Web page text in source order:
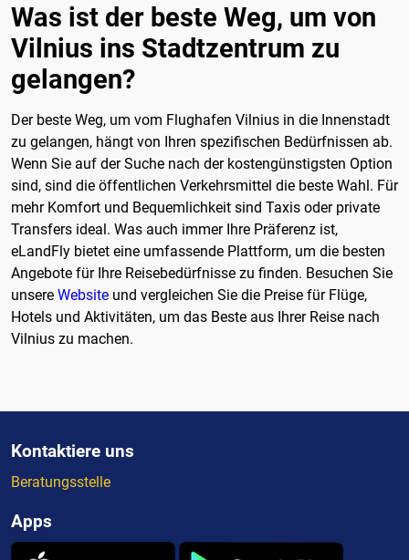
Was ist der beste Weg, um von
Vilnius ins Stadtzentrum zu
gelangen?
Der beste Weg, um vom Flughafen Vilnius in die Innenstadt
zu gelangen, hängt von Ihren spezifischen Bedürfnissen ab.
Wenn Sie auf der Suche nach der kostengünstigsten Option
sind, sind die öffentlichen Verkehrsmittel die beste Wahl. Für
mehr Komfort und Bequemlichkeit sind Taxis oder private
Transfers ideal. Was auch immer Ihre Präferenz ist,
eLandFly bietet eine umfassende Plattform, um die besten
Angebote für Ihre Reisebedürfnisse zu finden. Besuchen Sie
unsere Website und vergleichen Sie die Preise für Flüge,
Hotels und Aktivitäten, um das Beste aus Ihrer Reise nach
Vilnius zu machen.
Kontaktiere uns
Beratungsstelle
Apps